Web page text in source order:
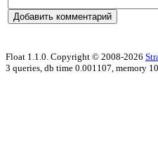
Float 1.1.0. Copyright © 2008-2026
3 queries, db time 0.001107, memory